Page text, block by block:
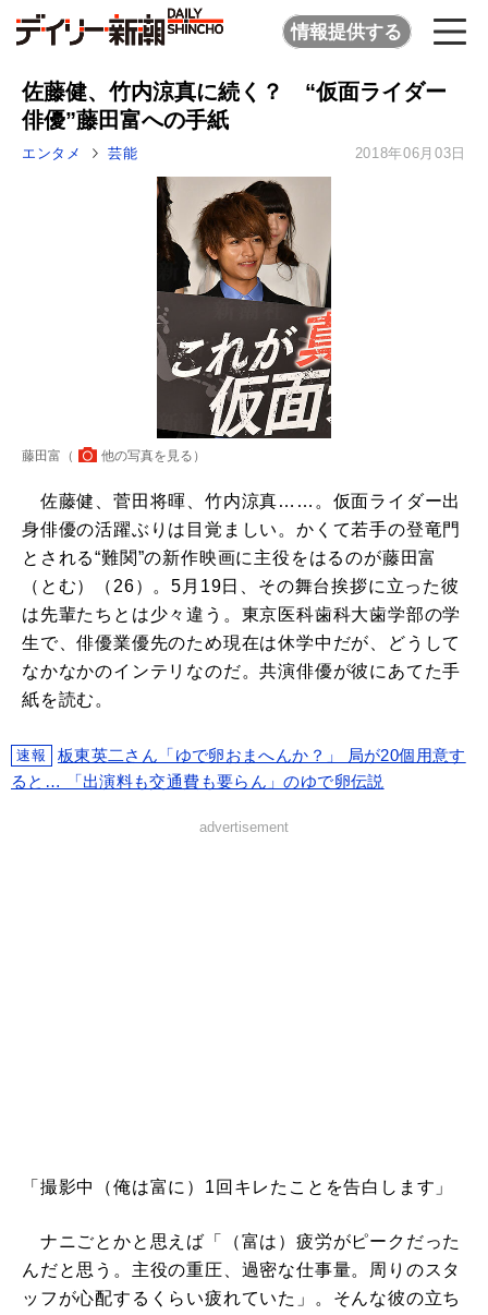
情報提供する
佐藤健、竹内涼真に続く？ “仮面ライダー
俳優”藤田富への手紙
エンタメ 芸能 2018年06月03日
藤田富（ 他の写真を見る ）
佐藤健、菅田将暉、竹内涼真……。仮面ライダー出
身俳優の活躍ぶりは目覚ましい。かくて若手の登竜門
とされる“難関”の新作映画に主役をはるのが藤田富
（とむ）（26）。5月19日、その舞台挨拶に立った彼
は先輩たちとは少々違う。東京医科歯科大歯学部の学
生で、俳優業優先のため現在は休学中だが、どうして
なかなかのインテリなのだ。共演俳優が彼にあてた手
紙を読む。
速報
板東英二さん「ゆで卵おまへんか？」 局が20個用意す
ると… 「出演料も交通費も要らん」のゆで卵伝説
advertisement
「撮影中（俺は富に）1回キレたことを告白します」
ナニごとかと思えば「（富は）疲労がピークだった
んだと思う。主役の重圧、過密な仕事量。周りのスタ
ッフが心配するくらい疲れていた」。そんな彼の立ち